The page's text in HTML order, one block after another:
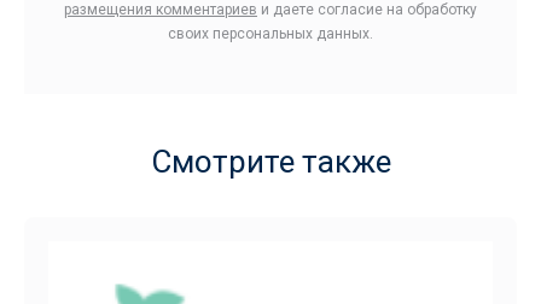
размещения комментариев и даете согласие на обработку
своих персональных данных.
Смотрите также